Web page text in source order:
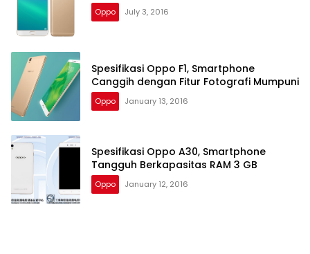
Oppo July 3, 2016
Spesifikasi Oppo F1, Smartphone
Canggih dengan Fitur Fotografi Mumpuni
Oppo January 13, 2016
Spesifikasi Oppo A30, Smartphone
Tangguh Berkapasitas RAM 3 GB
Oppo January 12, 2016